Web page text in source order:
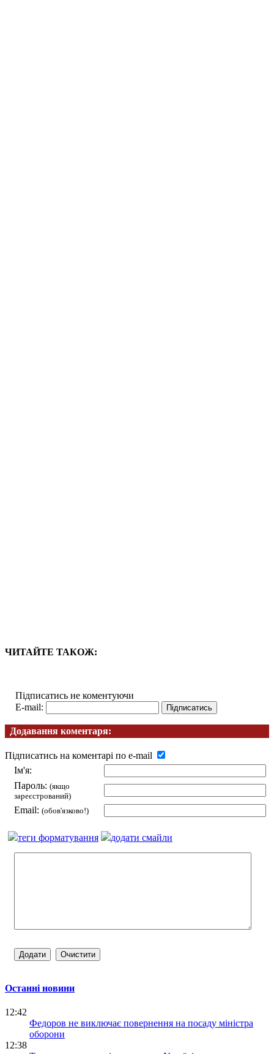
ЧИТАЙТЕ ТАКОЖ:
Підписатись не коментуючи
E-mail:
Додавання коментаря:
Підписатись на коментарі по e-mail
Ім'я:
Пароль: (якщо
зареєстрований)
Email: (обов'язково!)
теги форматування додати смайли
Останні новини
12:42
Федоров не виключає повернення на посаду міністра
оборони
12:38